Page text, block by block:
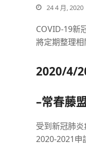
24 4 月, 2020
COVID-19新
將定期整理
2020/4/
–常春藤
受到新冠肺
2020-2021申